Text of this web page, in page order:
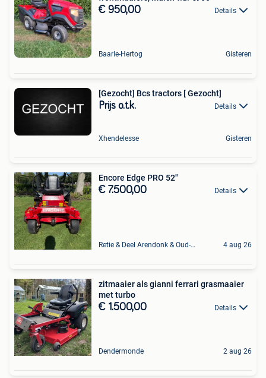
€ 950,00 Details
Baarle-Hertog Gisteren
[Gezocht] Bcs tractors [ Gezocht]
Prijs o.t.k. Details
Xhendelesse Gisteren
Encore Edge PRO 52"
€ 7.500,00 Details
Retie & Deel Arendonk & Oud-Turnhout 4 aug 26
zitmaaier als gianni ferrari grasmaaier
met turbo
€ 1.500,00 Details
Dendermonde 2 aug 26